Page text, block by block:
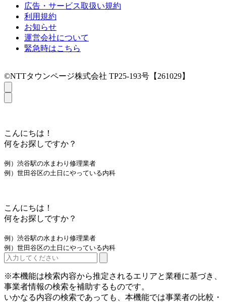
広告・サービス取扱い規約
利用規約
お知らせ
運営会社について
緊急時はこちら
©NTTタウンページ株式会社 TP25-193号【261029】
こんにちは！
何をお探しですか？
例）渋谷駅の水まわり修理業者
例）世田谷区の土日にやっている内科
こんにちは！
何をお探しですか？
例）渋谷駅の水まわり修理業者
例）世田谷区の土日にやっている内科
※本機能は検索内容から推定されるエリアと業種に基づき、
事業者情報の検索を補助するものです。
いかなる内容の検索であっても、本機能では事業者の比較・